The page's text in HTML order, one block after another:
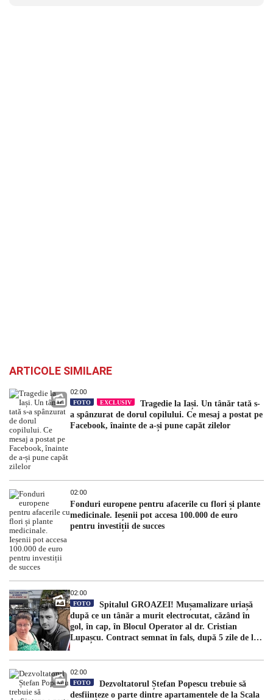
ARTICOLE SIMILARE
02:00
FOTO EXCLUSIV
Tragedie la Iași. Un tânăr tată s-
a spânzurat de dorul copilului. Ce mesaj a postat pe
Facebook, înainte de a-și pune capăt zilelor
02:00
Fonduri europene pentru afacerile cu flori și plante
medicinale. Ieșenii pot accesa 100.000 de euro
pentru investiții de succes
02:00
FOTO
Spitalul GROAZEI! Mușamalizare uriașă
după ce un tânăr a murit electrocutat, căzând în
gol, în cap, în Blocul Operator al dr. Cristian
Lupașcu. Contract semnat în fals, după 5 zile de la
„Sfântul Spiridon”
02:00
FOTO
Dezvoltatorul Ștefan Popescu trebuie să
desființeze o parte dintre apartamentele de la Scala